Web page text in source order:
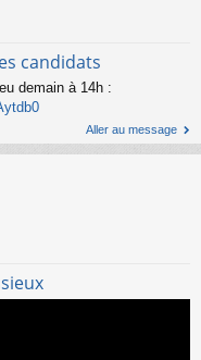
candidats
demain à 14h :
Aller au message